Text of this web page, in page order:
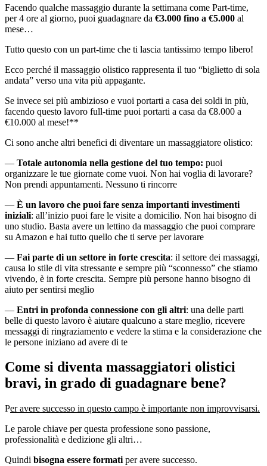
Facendo qualche massaggio durante la settimana come Part-time,
per 4 ore al giorno, puoi guadagnare da €3.000 fino a €5.000 al
mese…
Tutto questo con un part-time che ti lascia tantissimo tempo libero!
Ecco perché il massaggio olistico rappresenta il tuo “biglietto di sola
andata” verso una vita più appagante.
Se invece sei più ambizioso e vuoi portarti a casa dei soldi in più,
facendo questo lavoro full-time puoi portarti a casa da €8.000 a
€10.000 al mese!**
Ci sono anche altri benefici di diventare un massaggiatore olistico:
— Totale autonomia nella gestione del tuo tempo: puoi
organizzare le tue giornate come vuoi. Non hai voglia di lavorare?
Non prendi appuntamenti. Nessuno ti rincorre
— È un lavoro che puoi fare senza importanti investimenti
iniziali: all’inizio puoi fare le visite a domicilio. Non hai bisogno di
uno studio. Basta avere un lettino da massaggio che puoi comprare
su Amazon e hai tutto quello che ti serve per lavorare
— Fai parte di un settore in forte crescita: il settore dei massaggi,
causa lo stile di vita stressante e sempre più “sconnesso” che stiamo
vivendo, è in forte crescita. Sempre più persone hanno bisogno di
aiuto per sentirsi meglio
— Entri in profonda connessione con gli altri: una delle parti
belle di questo lavoro è aiutare qualcuno a stare meglio, ricevere
messaggi di ringraziamento e vedere la stima e la considerazione che
le persone iniziano ad avere di te
Come si diventa massaggiatori olistici
bravi, in grado di guadagnare bene?
Per avere successo in questo campo è importante non improvvisarsi.
Le parole chiave per questa professione sono passione,
professionalità e dedizione gli altri…
Quindi bisogna essere formati per avere successo.